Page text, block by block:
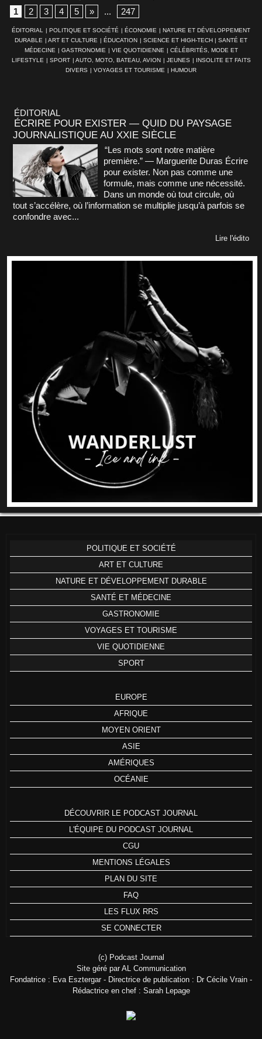
1
2 3 4 5 » ... 247
ÉDITORIAL | POLITIQUE ET SOCIÉTÉ | ÉCONOMIE | NATURE ET DÉVELOPPEMENT
DURABLE | ART ET CULTURE | ÉDUCATION | SCIENCE ET HIGH-TECH | SANTÉ ET
MÉDECINE | GASTRONOMIE | VIE QUOTIDIENNE | CÉLÉBRITÉS, MODE ET
LIFESTYLE | SPORT | AUTO, MOTO, BATEAU, AVION | JEUNES | INSOLITE ET FAITS
DIVERS | VOYAGES ET TOURISME | HUMOUR
ÉDITORIAL
ÉCRIRE POUR EXISTER — QUID DU PAYSAGE
JOURNALISTIQUE AU XXIE SIÈCLE
“Les mots sont notre matière
première.” — Marguerite Duras Écrire
pour exister. Non pas comme une
formule, mais comme une nécessité.
Dans un monde où tout circule, où
tout s’accélère, où l’information se multiplie jusqu’à parfois se
confondre avec...
Lire l'édito
POLITIQUE ET SOCIÉTÉ
ART ET CULTURE
NATURE ET DÉVELOPPEMENT DURABLE
SANTÉ ET MÉDECINE
GASTRONOMIE
VOYAGES ET TOURISME
VIE QUOTIDIENNE
SPORT
EUROPE
AFRIQUE
MOYEN ORIENT
ASIE
AMÉRIQUES
OCÉANIE
DÉCOUVRIR LE PODCAST JOURNAL
L'ÉQUIPE DU PODCAST JOURNAL
CGU
MENTIONS LÉGALES
PLAN DU SITE
FAQ
LES FLUX RRS
SE CONNECTER
(c) Podcast Journal
Site géré par AL Communication
Fondatrice : Eva Esztergar - Directrice de publication : Dr Cécile Vrain -
Rédactrice en chef : Sarah Lepage